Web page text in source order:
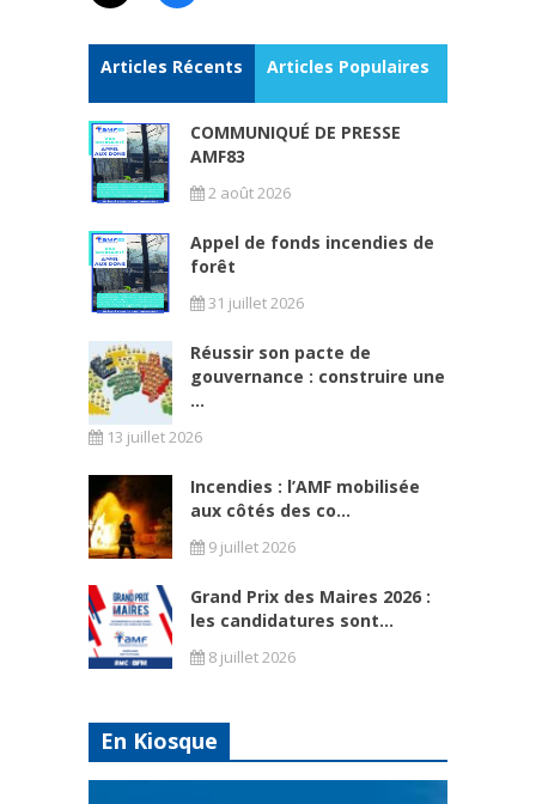
Articles Récents Articles Populaires
COMMUNIQUÉ DE PRESSE
AMF83
2 août 2026
Appel de fonds incendies de
forêt
31 juillet 2026
Réussir son pacte de
gouvernance : construire une
...
13 juillet 2026
Incendies : l’AMF mobilisée
aux côtés des co...
9 juillet 2026
Grand Prix des Maires 2026 :
les candidatures sont...
8 juillet 2026
En Kiosque